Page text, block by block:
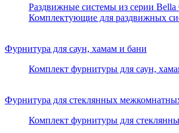
Раздвижные системы из серии Bella
Комплектующие для раздвижных
Фурнитура для саун, хамам и бани
Комплект фурнитуры для саун,
Фурнитура для стеклянных
Комплект фурнитуры для